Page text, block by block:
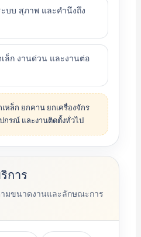
บบ สุภาพ และคำนึงถึง
ล็ก งานด่วน และงานต่อ
หล็ก ยกคาน ยกเครื่องจักร
กรณ์ และงานติดตั้งทั่วไป
การ
มขนาดงานและลักษณะการ